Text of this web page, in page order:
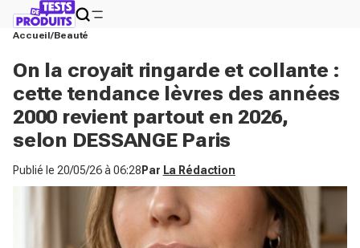
Accueil Beauté
On la croyait ringarde et collante :
cette tendance lèvres des années
2000 revient partout en 2026,
selon DESSANGE Paris
Publié le 20/05/26 à 06:28 Par La Rédaction